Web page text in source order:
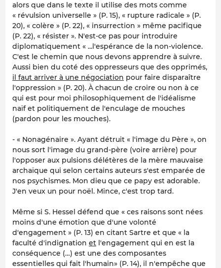
alors que dans le texte il utilise des mots comme
« révulsion universelle » (P. 15), « rupture radicale » (P.
20), « colère » (P. 22), « insurrection » même pacifique
(P. 22), « résister ». N'est-ce pas pour introduire
diplomatiquement « ...l'espérance de la non-violence.
C'est le chemin que nous devons apprendre à suivre.
Aussi bien du coté des oppresseurs que des opprimés,
il faut arriver à une négociation pour faire disparaître
l'oppression » (P. 20). À chacun de croire ou non à ce
qui est pour moi philosophiquement de l'idéalisme
naïf et politiquement de l'enculage de mouches
(pardon pour les mouches).
- « Nonagénaire ». Ayant détruit « l'image du Père », on
nous sort l'image du grand-père (voire arrière) pour
l'opposer aux pulsions délétères de la mère mauvaise
archaïque qui selon certains auteurs s'est emparée de
nos psychismes. Mon dieu que ce papy est adorable.
J'en veux un pour noël. Mince, c'est trop tard.
Même si S. Hessel défend que « ces raisons sont nées
moins d'une émotion que d'une volonté
d'engagement » (P. 13) en citant Sartre et que « la
faculté d'indignation et l'engagement qui en est la
conséquence (…) est une des composantes
essentielles qui fait l'humain» (P. 14), il n'empêche que